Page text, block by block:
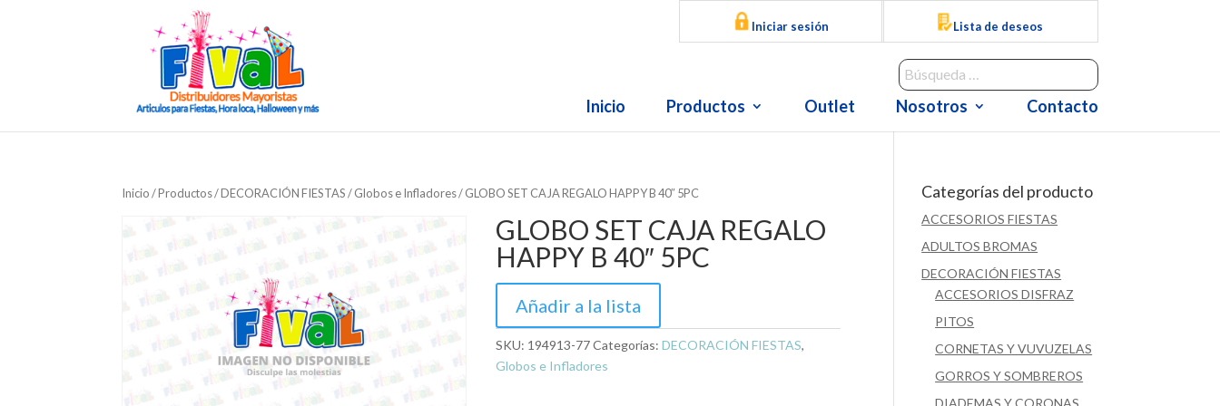
Iniciar sesión Lista de deseos
Inicio Productos Outlet Nosotros Contacto
Inicio/Productos/DECORACIÓN FIESTAS/Globos e Infladores/ GLOBO SET CAJA REGALO HAPPY B 40″ 5PC
GLOBO SET CAJA REGALO
HAPPY B 40″ 5PC
Añadir a la lista
SKU: 194913-77Categorías:DECORACIÓN FIESTAS,
Globos e Infladores
Categorías del producto
ACCESORIOS FIESTAS
ADULTOS BROMAS
DECORACIÓN FIESTAS
ACCESORIOS DISFRAZ
PITOS
CORNETAS Y VUVUZELAS
GORROS Y SOMBREROS
DIADEMAS Y CORONAS